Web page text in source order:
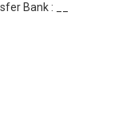
Bank : __